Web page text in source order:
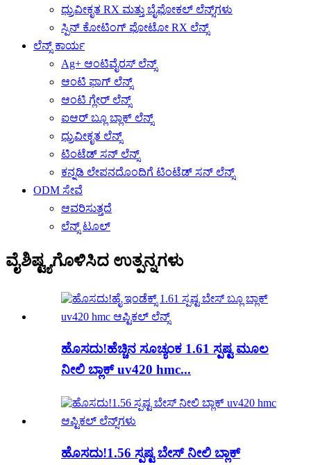
ಧ್ರುವೀಕೃತ RX ಮತ್ತು ಬೈಫೋಕಲ್ ಲೆನ್ಸ್‌ಗಳು
ಸ್ಪಿನ್ ಕೋಟಿಂಗ್ ಫೋಟೋ RX ಲೆನ್ಸ್
ಲೆನ್ಸ್ ಕಾರ್ಯ
Ag+ ಆಂಟಿವೈರಸ್ ಲೆನ್ಸ್
ಆಂಟಿ ಫಾಗ್ ಲೆನ್ಸ್
ಆಂಟಿ ಗ್ಲೇರ್ ಲೆನ್ಸ್
ಐಆರ್ ಬ್ಲೂ ಬ್ಲಾಕ್ ಲೆನ್ಸ್
ಧ್ರುವೀಕೃತ ಲೆನ್ಸ್
ಟಿಂಟೆಡ್ ಸನ್ ಲೆನ್ಸ್
ಕನ್ನಡಿ ಲೇಪನದೊಂದಿಗೆ ಟಿಂಟೆಡ್ ಸನ್ ಲೆನ್ಸ್
ODM ಸೇವೆ
ಆವರಿಸುತ್ತದೆ
ಲೆನ್ಸ್ ಟೂಲ್
ವೈಶಿಷ್ಟ್ಯಗೊಳಿಸಿದ ಉತ್ಪನ್ನಗಳು
ಹೊಸದು!ಹೆಚ್ಚಿನ ಸೂಚ್ಯಂಕ 1.61 ಸ್ಪಷ್ಟ ಮೂಲ
ನೀಲಿ ಬ್ಲಾಕ್ uv420 hmc...
ಹೊಸದು!1.56 ಸ್ಪಷ್ಟ ಬೇಸ್ ನೀಲಿ ಬ್ಲಾಕ್